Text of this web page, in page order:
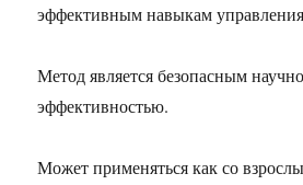
эффективным навыкам
Метод является безопасным
эффективностью.
Может применяться как со